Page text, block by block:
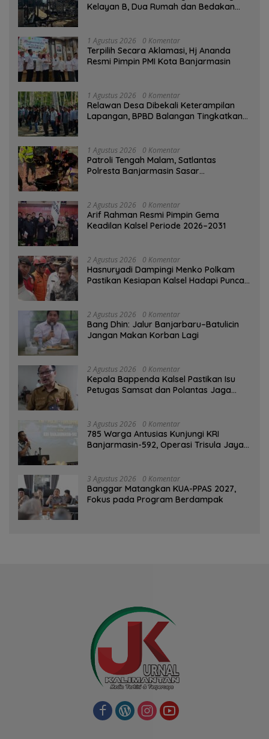
Kelayan B, Dua Rumah dan Bedakan
1 Agustus 2026 0 Komentar
‎Terpilih Secara Aklamasi, Hj Ananda
Resmi Pimpin PMI Kota Banjarmasin
1 Agustus 2026 0 Komentar
Relawan Desa Dibekali Keterampilan
Lapangan, BPBD Balangan Tingkatkan
1 Agustus 2026 0 Komentar
Patroli Tengah Malam, Satlantas
Polresta Banjarmasin Sasar
2 Agustus 2026 0 Komentar
Arif Rahman Resmi Pimpin Gema
Keadilan Kalsel Periode 2026–2031
2 Agustus 2026 0 Komentar
Hasnuryadi Dampingi Menko Polkam
Pastikan Kesiapan Kalsel Hadapi Puncak
2 Agustus 2026 0 Komentar
Bang Dhin: Jalur Banjarbaru–Batulicin
Jangan Makan Korban Lagi
2 Agustus 2026 0 Komentar
Kepala Bappenda Kalsel Pastikan Isu
Petugas Samsat dan Polantas Jaga
3 Agustus 2026 0 Komentar
785 Warga Antusias Kunjungi KRI
Banjarmasin-592, Operasi Trisula Jaya
3 Agustus 2026 0 Komentar
‎Banggar Matangkan KUA-PPAS 2027,
Fokus pada Program Berdampak